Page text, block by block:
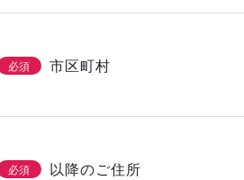
必須 市区町村
必須 以降のご住所